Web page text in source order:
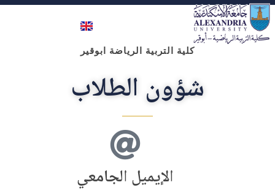
كلية التربية الرياضة ابوقير
شؤون الطلاب
الإيميل الجامعي